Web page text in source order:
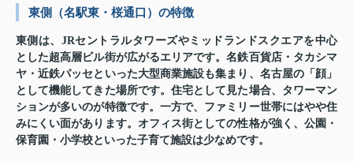
東側（名駅東・桜通口）の特徴
東側は、JRセントラルタワーズやミッドランドスクエアを中心
とした超高層ビル街が広がるエリアです。名鉄百貨店・タカシマ
ヤ・近鉄パッセといった大型商業施設も集まり、名古屋の「顔」
として機能してきた場所です。住宅として見た場合、タワーマン
ションが多いのが特徴です。一方で、ファミリー世帯にはやや住
みにくい面があります。オフィス街としての性格が強く、公園・
保育園・小学校といった子育て施設は少なめです。